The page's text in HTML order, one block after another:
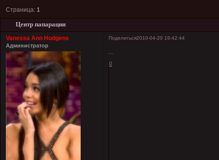
Центр папарации
Страница:1
Поделиться2010-04-20 19:42:44
Vanessa Ann Hudgens
Администратор
0